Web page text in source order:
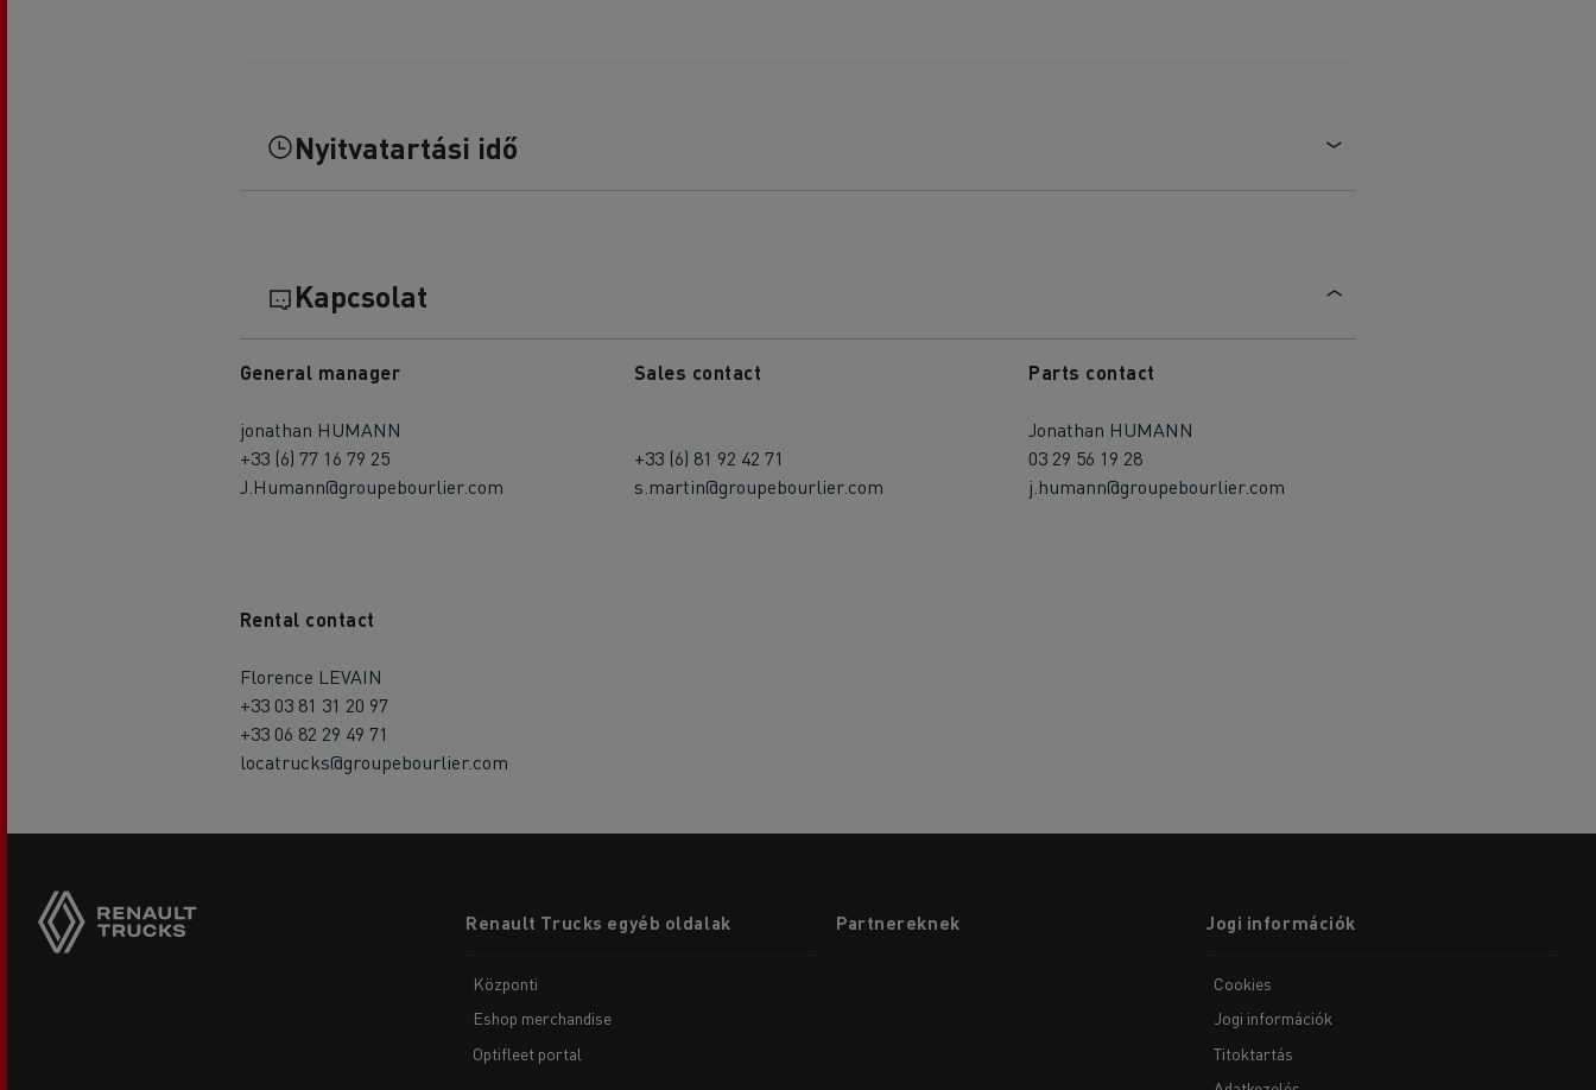
Nyitvatartási idő
Kapcsolat
General manager
jonathan HUMANN
+33 (6) 77 16 79 25
J.Humann@groupebourlier.com
Sales contact
+33 (6) 81 92 42 71
s.martin@groupebourlier.com
Parts contact
Jonathan HUMANN
03 29 56 19 28
j.humann@groupebourlier.com
Rental contact
Florence LEVAIN
+33 03 81 31 20 97
+33 06 82 29 49 71
locatrucks@groupebourlier.com
menuRenault Trucks egyéb oldalak
Központi
Eshop merchandise
Optifleet portal
Partnereknek Jogi információk
Cookies
Jogi információk
Titoktartás